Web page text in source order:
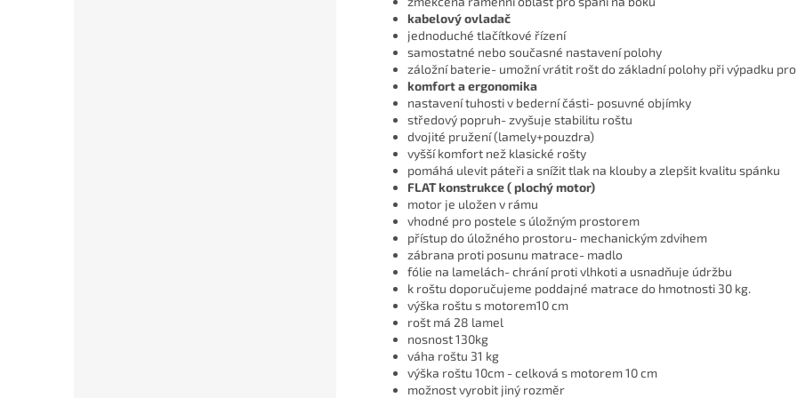
kabelový ovladač
jednoduché tlačítkové řízení
samostatné nebo současné nastavení polohy
záložní baterie- umožní vrátit rošt do základní polohy při výpadku
komfort a ergonomika
nastavení tuhosti v bederní části- posuvné objímky
středový popruh- zvyšuje stabilitu roštu
dvojité pružení (lamely+pouzdra)
vyšší komfort než klasické rošty
pomáhá ulevit páteři a snížit tlak na klouby a zlepšit kvalitu spánku
FLAT konstrukce ( plochý motor)
motor je uložen v rámu
vhodné pro postele s úložným prostorem
přístup do úložného prostoru- mechanickým zdvihem
zábrana proti posunu matrace- madlo
fólie na lamelách- chrání proti vlhkoti a usnadňuje údržbu
k roštu doporučujeme poddajné matrace do hmotnosti 30 kg.
výška roštu s motorem10 cm
rošt má 28 lamel
nosnost 130kg
váha roštu 31 kg
výška roštu 10cm - celková s motorem 10 cm
možnost vyrobit jiný rozměr